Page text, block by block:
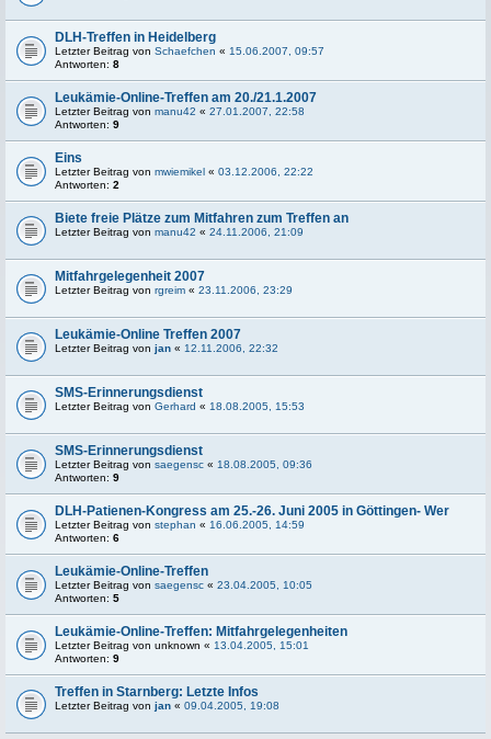
DLH-Treffen in Heidelberg
Letzter Beitrag von Schaefchen « 15.06.2007, 09:57
Antworten: 8
Leukämie-Online-Treffen am 20./21.1.2007
Letzter Beitrag von manu42 « 27.01.2007, 22:58
Antworten: 9
Eins
Letzter Beitrag von mwiemikel « 03.12.2006, 22:22
Antworten: 2
Biete freie Plätze zum Mitfahren zum Treffen an
Letzter Beitrag von manu42 « 24.11.2006, 21:09
Mitfahrgelegenheit 2007
Letzter Beitrag von rgreim « 23.11.2006, 23:29
Leukämie-Online Treffen 2007
Letzter Beitrag von jan « 12.11.2006, 22:32
SMS-Erinnerungsdienst
Letzter Beitrag von Gerhard « 18.08.2005, 15:53
SMS-Erinnerungsdienst
Letzter Beitrag von saegensc « 18.08.2005, 09:36
Antworten: 9
DLH-Patienen-Kongress am 25.-26. Juni 2005 in Göttingen- Wer
Letzter Beitrag von stephan « 16.06.2005, 14:59
Antworten: 6
Leukämie-Online-Treffen
Letzter Beitrag von saegensc « 23.04.2005, 10:05
Antworten: 5
Leukämie-Online-Treffen: Mitfahrgelegenheiten
Letzter Beitrag von unknown « 13.04.2005, 15:01
Antworten: 9
Treffen in Starnberg: Letzte Infos
Letzter Beitrag von jan « 09.04.2005, 19:08